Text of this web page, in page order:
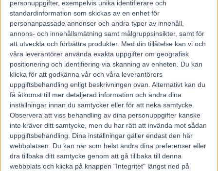
personuppgifter, exempelvis unika identifierare och
standardinformation som skickas av en enhet för
personanpassade annonser och andra typer av innehåll,
annons- och innehållsmätning samt målgruppsinsikter, samt för
att utveckla och förbättra produkter. Med din tillåtelse kan vi och
våra leverantörer använda exakta uppgifter om geografisk
positionering och identifiering via skanning av enheten. Du kan
klicka för att godkänna vår och våra leverantörers
uppgiftsbehandling enligt beskrivningen ovan. Alternativt kan du
få åtkomst till mer detaljerad information och ändra dina
inställningar innan du samtycker eller för att neka samtycke.
Observera att viss behandling av dina personuppgifter kanske
inte kräver ditt samtycke, men du har rätt att invända mot sådan
uppgiftsbehandling. Dina inställningar gäller endast den här
webbplatsen. Du kan när som helst ändra dina preferenser eller
dra tillbaka ditt samtycke genom att gå tillbaka till denna
webbplats och klicka på knappen "Integritet" längst ned på
Semester är ett relativt okänt begrepp för
Gotlandstränaren Sten O Jansson.
Han och frun Ingela har semester året om med
hästarna.
Han gör nästa allt själv och med åtta hästar i
träning är det starka papper att två av dem är med i
lördagens E3-finaler.
1990 blev Sten O Jansson proffs på Solvalla. Efter tio år i
huvudstaden – samt fyra som tränare i Kalmar och Mantorp – är han
sedan 2002 bofast på Gotland.
Under åren har han gjort sig känd som en unghästtränare i det lilla
formatet. En titt på träningslistan visar på fortsatt satsning på de
yngre med sju treåringar och en tvååring registrerade på tränarparet
med gård i Hejde, dryga tre mil från travbanan i Visby.
– Det är inte långt för oss som är fastlänningar från början. Men
gotlänningarna tycker att det är långt. Tre och en halv mil här på ön
är som 18-19 på fastlandet, säger Sten O Jansson och man anar ett